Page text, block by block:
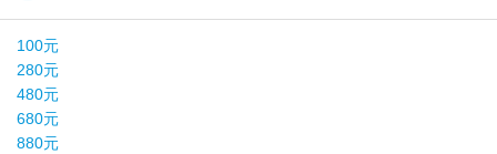
100元
280元
480元
680元
880元